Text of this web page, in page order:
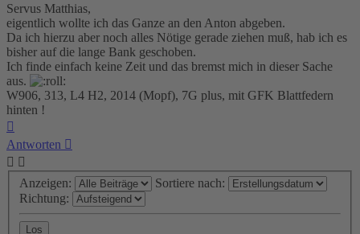
Servus Matthias,
eigentlich wollte ich das Ganze an den Anton abgeben.
Da ich hierzu aber noch alles Nötige gerade ziehen muß, hab ich es
bisher auf die lange Bank geschoben.
Ich finde einfach keine Zeit und das bremst mich in dieser Sache
aus.
W906, 313, L4 H2, 2014 (Mopf), 7G plus, mit GFK Blattfedern
hinten !
Antworten
Anzeigen:
Sortiere nach:
Richtung: